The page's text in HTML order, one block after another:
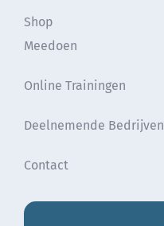
Shop
Meedoen
Online Trainingen
Deelnemende Bedrijven
Contact